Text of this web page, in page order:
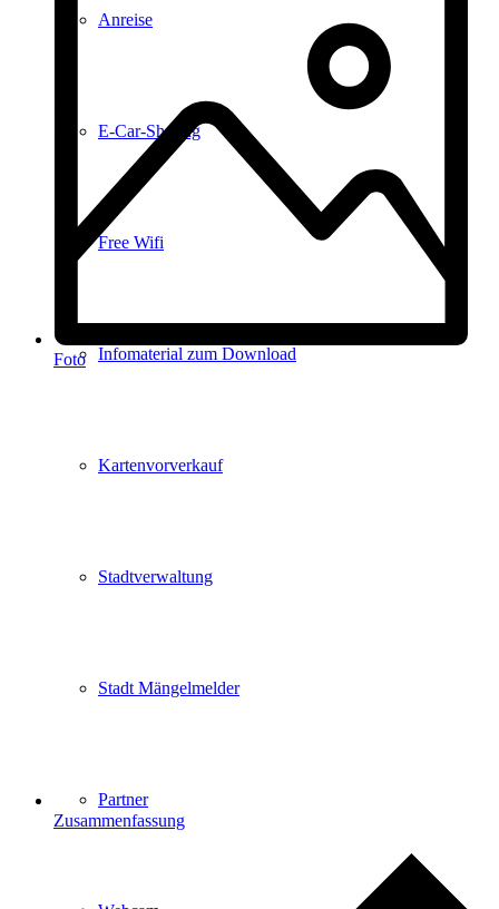
Anreise
E-Car-Sharing
Free Wifi
Infomaterial zum Download
Kartenvorverkauf
Stadtverwaltung
Stadt Mängelmelder
Partner
Foto
Zusammenfassung